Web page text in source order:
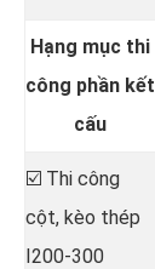
Hạng mục thi
công phần kết
cấu
☑️ Thi công
cột, kèo thép
I200-300